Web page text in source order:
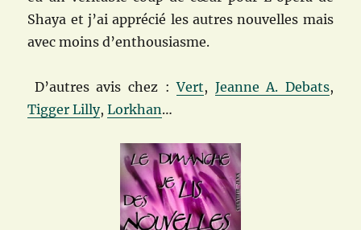
Shaya et j’ai apprécié les autres nouvelles mais
avec moins d’enthousiasme.
D’autres avis chez :Vert, Jeanne A. Debats,
Tigger Lilly,Lorkhan…